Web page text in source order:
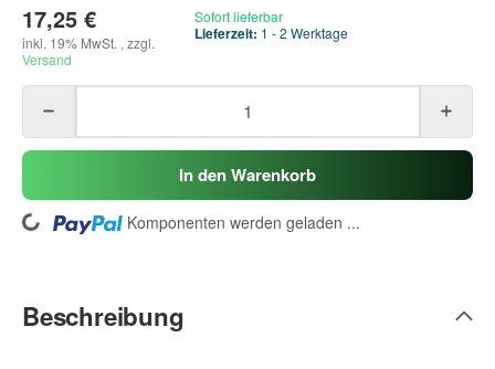
17,25 €
inkl. 19% MwSt. , zzgl.
Versand
Sofort lieferbar
Lieferzeit: 1 - 2 Werktage
In den Warenkorb
Komponenten werden geladen ...
Beschreibung